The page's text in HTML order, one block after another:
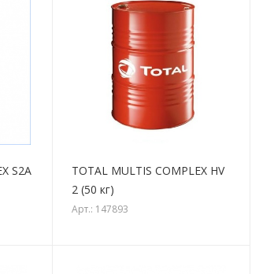
S2A
TOTAL MULTIS COMPLEX HV
2 (50 кг)
Арт.: 147893